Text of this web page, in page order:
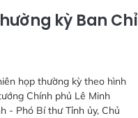
kỳ Ban Chỉ
họp thường kỳ theo hình
Chính phủ Lê Minh
- Phó Bí thư Tỉnh ủy, Chủ